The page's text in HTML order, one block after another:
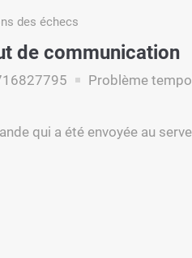
des échecs
de communication
Problème
qui a été envoyée au